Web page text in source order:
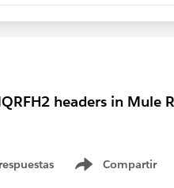
headers in Mule
Compartir
Show menu